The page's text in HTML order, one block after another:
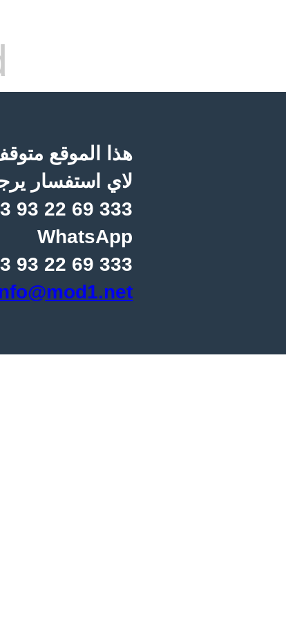
هذا الموقع
لاي استفسار
93 22 69 333
WhatsApp
93 22 69 333